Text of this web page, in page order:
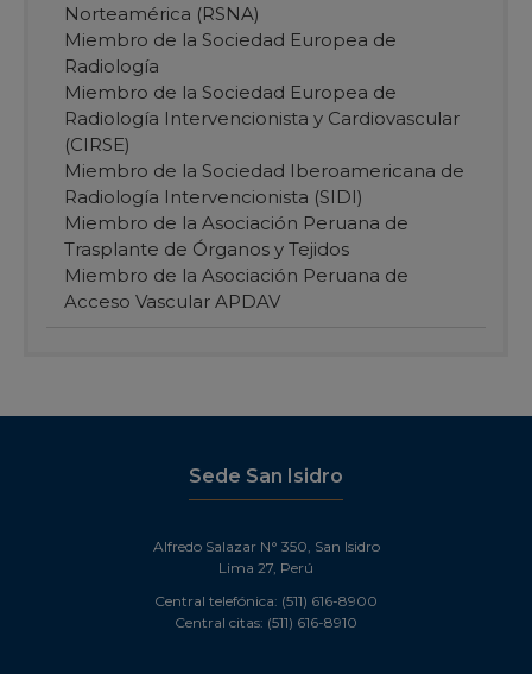
Norteamérica (RSNA)
Miembro de la Sociedad Europea de
Radiología
Miembro de la Sociedad Europea de
Radiología Intervencionista y Cardiovascular
(CIRSE)
Miembro de la Sociedad Iberoamericana de
Radiología Intervencionista (SIDI)
Miembro de la Asociación Peruana de
Trasplante de Órganos y Tejidos
Miembro de la Asociación Peruana de
Acceso Vascular APDAV
Sede San Isidro
Alfredo Salazar N° 350, San Isidro
Lima 27, Perú
Central telefónica: (511) 616-8900
Central citas: (511) 616-8910